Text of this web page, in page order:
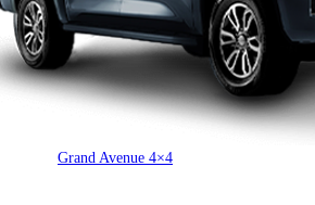
Grand Avenue 4×4